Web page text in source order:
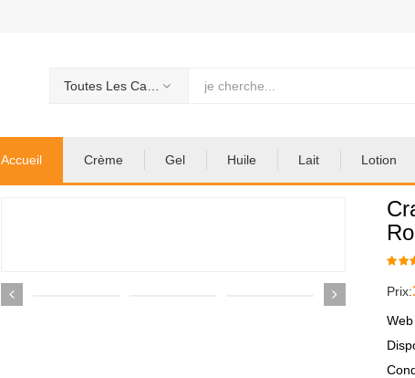
Accueil Crème Gel Huile Lait Lotion
Prix: